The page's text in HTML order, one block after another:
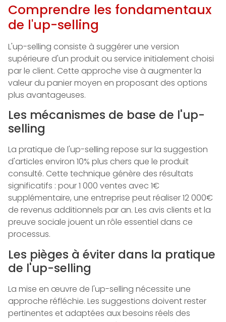
Comprendre les fondamentaux
de l'up-selling
L'up-selling consiste à suggérer une version
supérieure d'un produit ou service initialement choisi
par le client. Cette approche vise à augmenter la
valeur du panier moyen en proposant des options
plus avantageuses.
Les mécanismes de base de l'up-
selling
La pratique de l'up-selling repose sur la suggestion
d'articles environ 10% plus chers que le produit
consulté. Cette technique génère des résultats
significatifs : pour 1 000 ventes avec 1€
supplémentaire, une entreprise peut réaliser 12 000€
de revenus additionnels par an. Les avis clients et la
preuve sociale jouent un rôle essentiel dans ce
processus.
Les pièges à éviter dans la pratique
de l'up-selling
La mise en œuvre de l'up-selling nécessite une
approche réfléchie. Les suggestions doivent rester
pertinentes et adaptées aux besoins réels des